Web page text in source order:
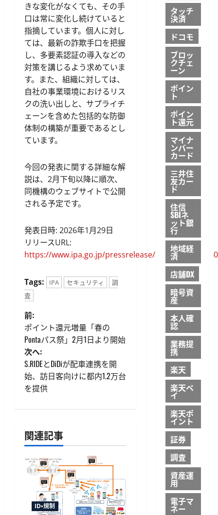
きな変化がなくても、その手
口は常に変化し続けていると
指摘しています。個人に対し
ては、最新の詐欺手口を把握
し、多要素認証の導入などの
対策を講じるよう求めていま
す。また、組織に対しては、
自社の事業環境におけるリス
クの洗い出しと、サプライチ
ェーンを含めた包括的な防御
体制の構築が重要であるとし
ています。
今回の発表に関する詳細な解
説は、2月下旬以降に順次、
同機構のウェブサイトで公開
される予定です。
発表日時: 2026年1月29日
リリースURL:
https://www.ipa.go.jp/pressrelease/2025/
Tags: IPA セキュリティ
調
査
投
稿
ナ
ビ
シ
ョ
ン
前:
ポイント還元増量「春の
Pontaパス祭」2月1日より開始
次へ:
S.RIDEとDiDiが配車連携を開
始、訪日客向けに都内1.2万台
を提供
関連記事
ID・規制
タッチ
決済
ドコモ
ブロッ
クチェ
ーン
ポイン
ト
ポイン
ト還元
マイナ
ンバー
カード
三井住
友カー
ド
住信
SBIネ
ット銀
行
地域経
済
店舗DX
暗号資
産
本人確
認
業務提
携
楽天
楽天ペ
イ
楽天ポ
イント
証券
調査
資産運
用
電子マ
ネー